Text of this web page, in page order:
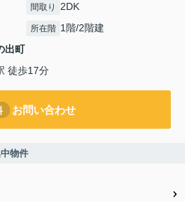
間取り 2DK
所在階 1階/2階建
出町
徒歩17分
お問い合わせ
物件